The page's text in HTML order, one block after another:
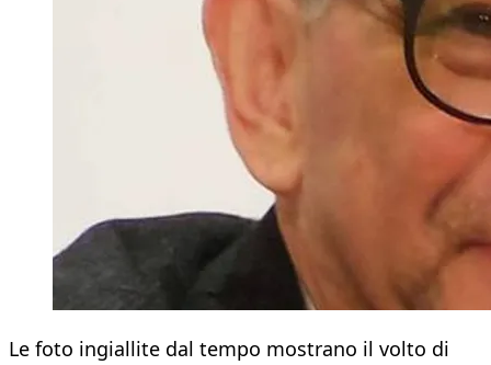
Le foto ingiallite dal tempo mostrano il volto di